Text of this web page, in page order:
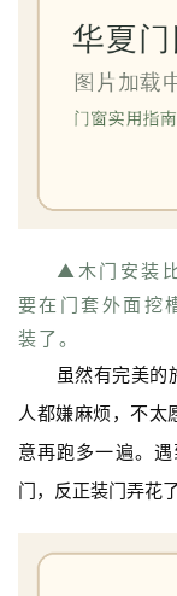
们
▲木门安装
要在门套外面挖
装了。
虽然有完美的
人都嫌麻烦，不太
意再跑多一遍。
门，反正装门弄花